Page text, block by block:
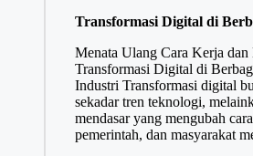
Transformasi Digital di
Menata Ulang Cara Kerja
Transformasi Digital di
Industri Transformasi digital
sekadar tren teknologi,
mendasar yang mengubah
pemerintah, dan masyarakat